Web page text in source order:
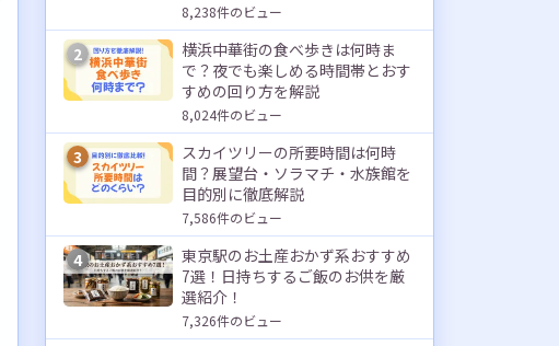
8,238件のビュー
2
横浜中華街の食べ歩きは何時ま
で？夜でも楽しめる時間帯とおす
すめの回り方を解説
8,024件のビュー
3
スカイツリーの所要時間は何時
間？展望台・ソラマチ・水族館を
目的別に徹底解説
7,586件のビュー
4
東京駅のお土産おかず系おすすめ
7選！日持ちするご飯のお供を厳
選紹介！
7,326件のビュー